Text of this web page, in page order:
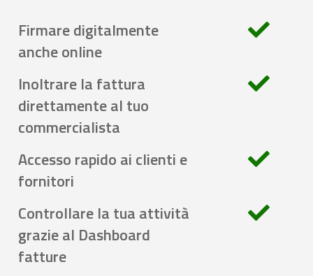
Firmare digitalmente
anche online
Inoltrare la fattura
direttamente al tuo
commercialista
Accesso rapido ai clienti e
fornitori
Controllare la tua attività
grazie al Dashboard
fatture